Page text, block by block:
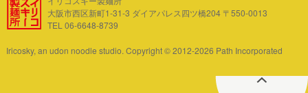
大阪市西区新町1-31-3 ダイアパレス四ツ橋204 〒550-0013
TEL 06-6648-8739
Iricosky, an udon noodle studio. Copyright © 2012-2026 Path Incorporated